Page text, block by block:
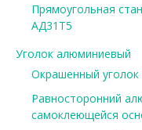
Прямоугольная
АД31Т5
Уголок алюминиевый
Окрашенный
Равносторонний
самоклеющейся